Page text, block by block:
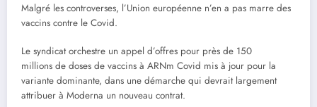
Malgré les controverses, l’Union européenne n’en a pas marre des
vaccins contre le Covid.
Le syndicat orchestre un appel d’offres pour près de 150
millions de doses de vaccins à ARNm Covid mis à jour pour la
variante dominante, dans une démarche qui devrait largement
attribuer à Moderna un nouveau contrat.